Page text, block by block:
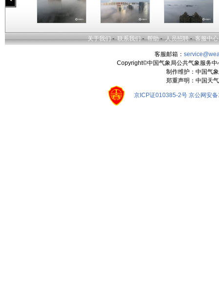
关于我们 - 联系我们 - 帮助 - 人员招聘 - 客服中心
客服邮箱：
Copyright©中国气象局公共气象服务
制作维护：中国气
郑重声明：中国天
京ICP证010385-2号 京公网安